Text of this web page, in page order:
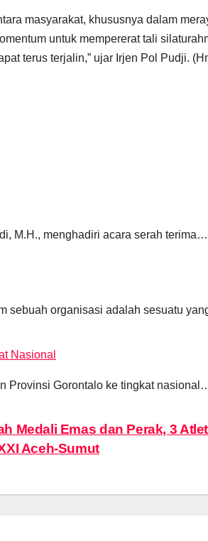
masyarakat, khususnya dalam
untuk mempererat tali
terus terjalin,” ujar Irjen Pol Pudji.
M.H., menghadiri acara serah terima…
sebuah organisasi adalah sesuatu
Nasional
Provinsi Gorontalo ke tingkat
Medali Emas dan Perak, 3
Aceh-Sumut